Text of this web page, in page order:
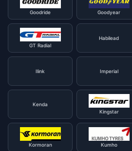
Goodride Goodyear
GT Radial
Habilead
Ilink
Imperial
Kenda
Kingstar
Kormoran Kumho